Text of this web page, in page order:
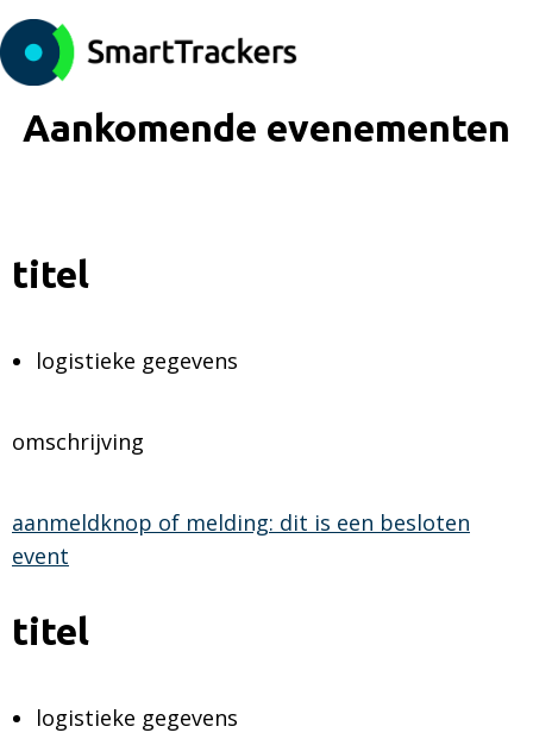
Aankomende evenementen
titel
logistieke gegevens
omschrijving
aanmeldknop of melding: dit is een besloten
event
titel
logistieke gegevens